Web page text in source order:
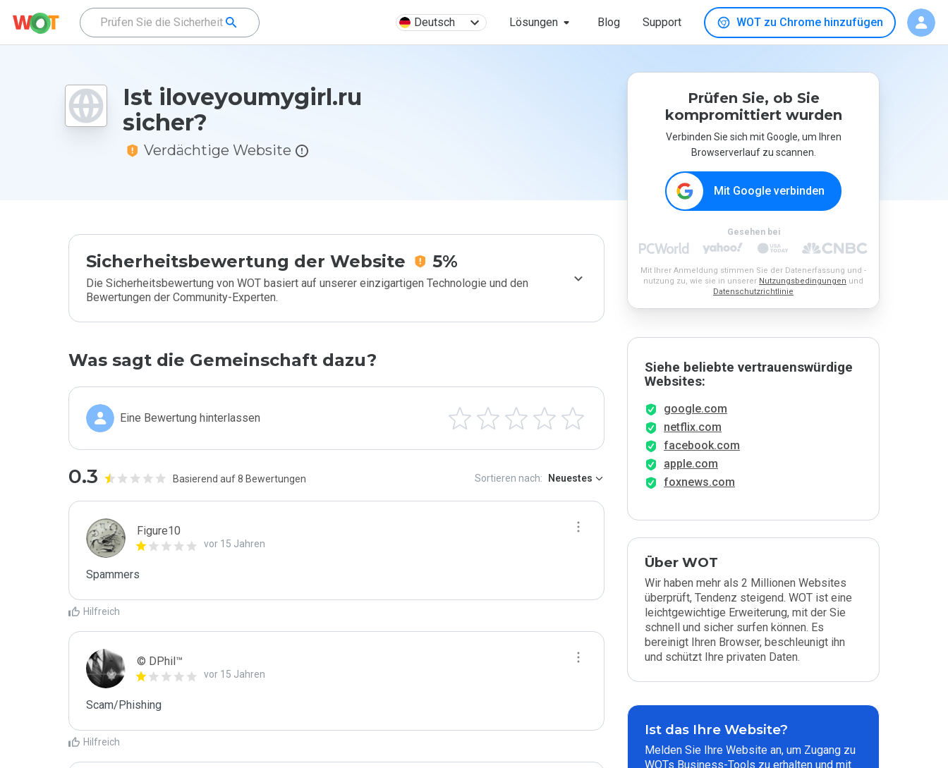
Deutsch Lösungen Blog Support WOT zu Chrome hinzufügen
Ist iloveyoumygirl.ru
sicher?
Verdächtige Website
Sicherheitsbewertung der Website 5%
Die Sicherheitsbewertung von WOT basiert auf unserer einzigartigen Technologie und den
Bewertungen der Community-Experten.
Was sagt die Gemeinschaft dazu?
Eine Bewertung hinterlassen
0.3 Basierend auf 8 Bewertungen Sortieren nach: Neuestes
Figure10
vor 15 Jahren
Spammers
Hilfreich
© DPhil™
vor 15 Jahren
Scam/Phishing
Hilfreich
Prüfen Sie, ob Sie
kompromittiert wurden
Verbinden Sie sich mit Google, um Ihren
Browserverlauf zu scannen.
Mit Google verbinden
Gesehen bei
Mit Ihrer Anmeldung stimmen Sie der Datenerfassung und -
nutzung zu, wie sie in unserer Nutzungsbedingungen und
Datenschutzrichtlinie
Siehe beliebte vertrauenswürdige
Websites:
google.com
netflix.com
facebook.com
apple.com
foxnews.com
Über WOT
Wir haben mehr als 2 Millionen Websites
überprüft, Tendenz steigend. WOT ist eine
leichtgewichtige Erweiterung, mit der Sie
schnell und sicher surfen können. Es
bereinigt Ihren Browser, beschleunigt ihn
und schützt Ihre privaten Daten.
Ist das Ihre Website?
Melden Sie Ihre Website an, um Zugang zu
WOTs Business-Tools zu erhalten und mit